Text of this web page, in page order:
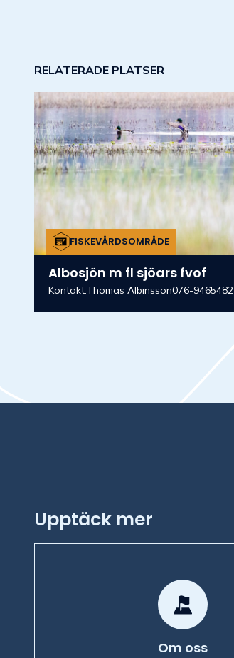
RELATERADE PLATSER
FISKEVÅRDSOMRÅDE
Albosjön m fl sjöars fvof
Kontakt:Thomas Albinsson076-9465482
Upptäck mer
Om oss